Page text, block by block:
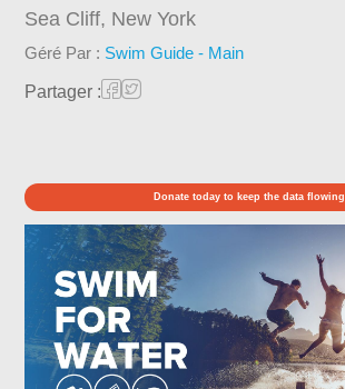
Sea Cliff, New York
Géré Par : Swim Guide - Main
Partager :
Donate today to keep the data flowing